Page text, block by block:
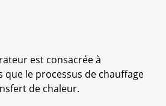
est consacrée à
le processus de chauffage
de chaleur.